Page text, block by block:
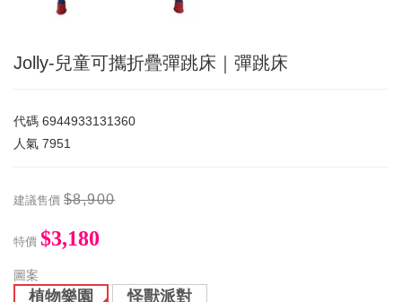
Jolly-兒童可攜折疊彈跳床｜彈跳床
代碼 6944933131360
人氣 7951
建議售價 $8,900
特價 $3,180
圖案
植物樂園 怪獸派對